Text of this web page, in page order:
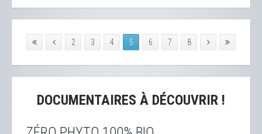
2 3 4 5 6 7 8
DOCUMENTAIRES À DÉCOUVRIR !